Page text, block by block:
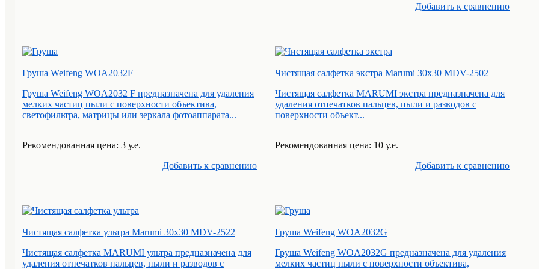
Добавить к cравнению
Груша Weifeng WOA2032F
Груша Weifeng WOA2032 F предназначена для удаления
мелких частиц пыли с поверхности объектива,
светофильтра, матрицы или зеркала фотоаппарата...
Рекомендованная цена: 3 у.е.
Добавить к cравнению
Чистящая салфетка экстра Marumi 30х30 MDV-2502
Чистящая салфетка MARUMI экстра предназначена для
удаления отпечатков пальцев, пыли и разводов с
поверхности объект...
Рекомендованная цена: 10 у.е.
Добавить к cравнению
Чистящая салфетка ультра Marumi 30х30 MDV-2522
Чистящая салфетка MARUMI ультра предназначена для
удаления отпечатков пальцев, пыли и разводов с
Груша Weifeng WOA2032G
Груша Weifeng WOA2032G предназначена для удаления
мелких частиц пыли с поверхности объектива,